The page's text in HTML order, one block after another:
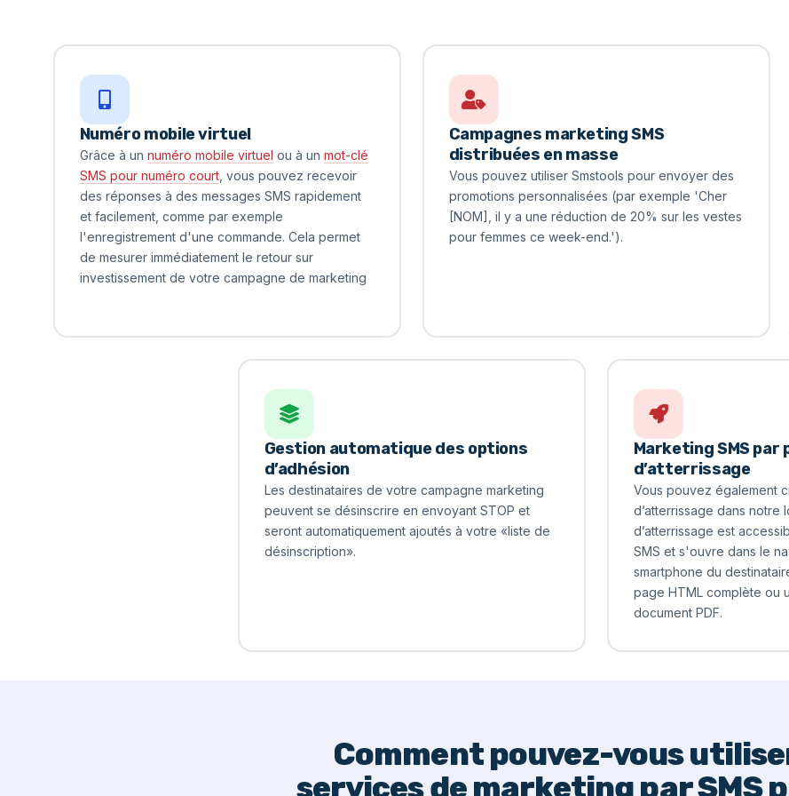
Numéro mobile virtuel
Grâce à un numéro mobile virtuel ou à un mot-clé
SMS pour numéro court, vous pouvez recevoir
des réponses à des messages SMS rapidement
et facilement, comme par exemple
l'enregistrement d'une commande. Cela permet
de mesurer immédiatement le retour sur
investissement de votre campagne de marketing
Campagnes marketing SMS
distribuées en masse
Vous pouvez utiliser Smstools pour envoyer des
promotions personnalisées (par exemple 'Cher
[NOM], il y a une réduction de 20% sur les vestes
pour femmes ce week-end.').
Gestion automatique des options
d’adhésion
Les destinataires de votre campagne marketing
peuvent se désinscrire en envoyant STOP et
seront automatiquement ajoutés à votre «liste de
désinscription».
Marketing SMS par
d’atterrissage
Vous pouvez également
d’atterrissage dans notre
d’atterrissage est
SMS et s'ouvre dans le
smartphone du
page HTML complète ou
document PDF.
Comment pouvez-vous
services de marketing par SMS